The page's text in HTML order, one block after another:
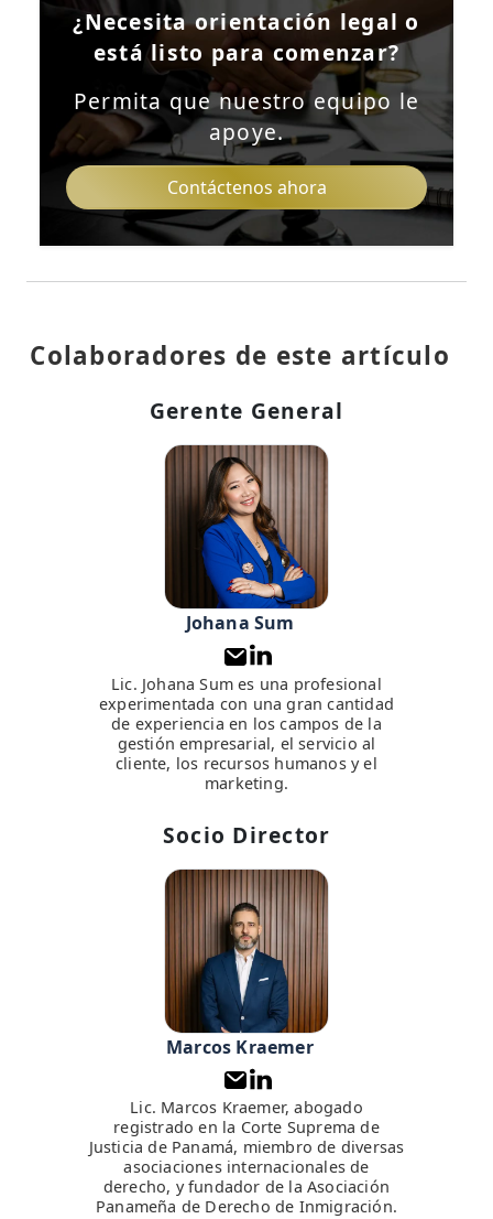
¿Necesita orientación legal o
está listo para comenzar?
Permita que nuestro equipo le
apoye.
Contáctenos ahora
Colaboradores de este artículo
Gerente General
Johana Sum
Lic. Johana Sum es una profesional
experimentada con una gran cantidad
de experiencia en los campos de la
gestión empresarial, el servicio al
cliente, los recursos humanos y el
marketing.
Socio Director
Marcos Kraemer
Lic. Marcos Kraemer, abogado
registrado en la Corte Suprema de
Justicia de Panamá, miembro de diversas
asociaciones internacionales de
derecho, y fundador de la Asociación
Panameña de Derecho de Inmigración.